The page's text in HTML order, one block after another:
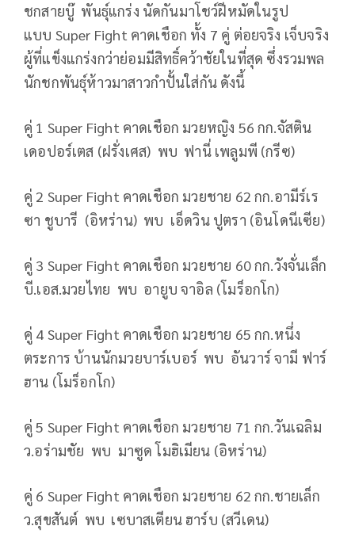
ชกสายบู๊ พันธุ์แกร่ง นัดกันมาโชว์ฝีหมัดในรูป
แบบ Super Fight คาดเชือก ทั้ง 7 คู่ ต่อยจริง เจ็บจริง
ผู้ที่แข็งแกร่งกว่าย่อมมีสิทธิ์คว้าชัยในที่สุด ซึ่งรวมพล
นักชกพันธุ์ห้าวมาสาวกำปั้นใส่กัน ดังนี้
คู่ 1 Super Fight คาดเชือก มวยหญิง 56 กก.จัสติน
เดอปอร์เตส (ฝรั่งเศส) พบ ฟานี่ เพลูมพี (กรีซ)
คู่ 2 Super Fight คาดเชือก มวยชาย 62 กก.อามีร์เร
ซา ชูบารี (อิหร่าน) พบ เอ็ดวิน ปูตรา (อินโดนีเซีย)
คู่ 3 Super Fight คาดเชือก มวยชาย 60 กก.วังจั่นเล็ก
บี.เอส.มวยไทย พบ อายูบ จาอิล (โมร็อกโก)
คู่ 4 Super Fight คาดเชือก มวยชาย 65 กก.หนึ่ง
ตระการ บ้านนักมวยบาร์เบอร์ พบ อันวาร์ จามี ฟาร์
ฮาน (โมร็อกโก)
คู่ 5 Super Fight คาดเชือก มวยชาย 71 กก.วันเฉลิม
ว.อร่ามชัย พบ มาซูด โมฮิเมียน (อิหร่าน)
คู่ 6 Super Fight คาดเชือก มวยชาย 62 กก.ชายเล็ก
ว.สุขสันต์ พบ เซบาสเตียน ฮาร์บ (สวีเดน)